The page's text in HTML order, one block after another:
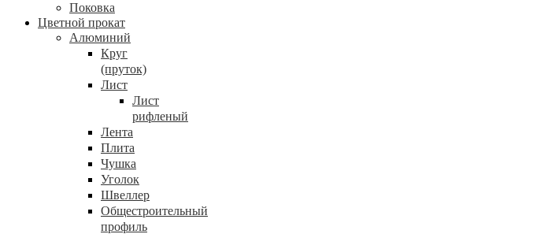
Поковка
Цветной прокат
Алюминий
Круг
(пруток)
Лист
Лист
рифленый
Лента
Плита
Чушка
Уголок
Швеллер
Общестроительный
профиль